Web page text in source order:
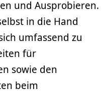
und Ausprobieren.
in die Hand
umfassend zu
für
sowie den
beim